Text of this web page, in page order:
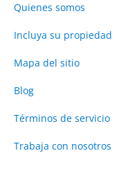
Quienes somos
Incluya su propiedad
Mapa del sitio
Blog
Términos de servicio
Trabaja con nosotros